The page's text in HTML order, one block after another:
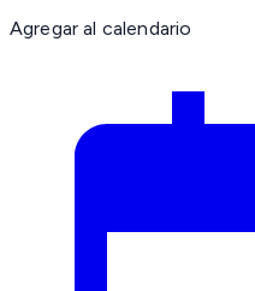
Agregar al calendario